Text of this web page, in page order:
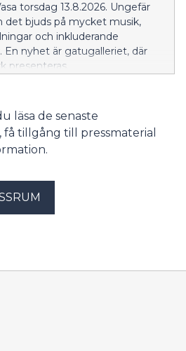
torsdag 13.8.2026. Ungefär
det bjuds på mycket musik,
och inkluderande
En nyhet är gatugalleriet, där
presenteras.
läsa de senaste
tillgång till pressmaterial